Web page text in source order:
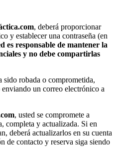
, deberá proporcionar
y establecer una contraseña (en
es responsable de mantener la
y no debe compartirlas
sido robada o comprometida,
un correo electrónico a
, usted se compromete a
completa y actualizada. Si en
deberá actualizarlos en su cuenta
de contacto y reserva siga siendo